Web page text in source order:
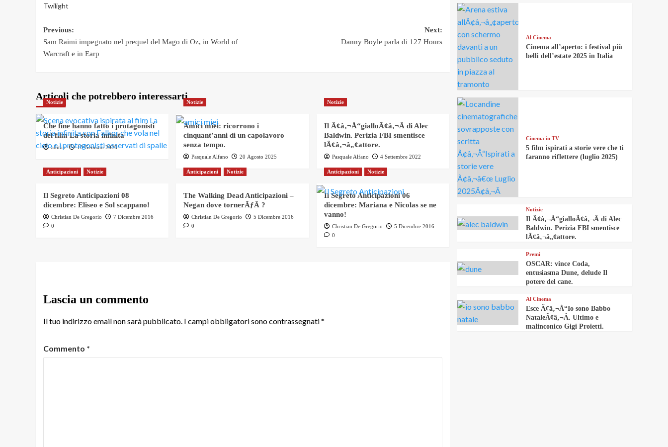
Twilight
Post
navigation
Previous:
Sam Raimi impegnato nel prequel del Mago di Oz, in World of
Warcraft e in Earp
Next:
Danny Boyle parla di 127 Hours
Articoli che potrebbero interessarti
Notizie
Che fine hanno fatto i protagonisti
del film La storia infinita
admin 13 Gennaio 2026
Notizie
Amici miei: ricorrono i
cinquant’anni di un capolavoro
senza tempo.
Pasquale Alfano 20 Agosto 2025
Notizie
Il Ã¢â‚¬Å“gialloÃ¢â‚¬Â di Alec
Baldwin. Perizia FBI smentisce
lÃ¢â‚¬â„¢attore.
Pasquale Alfano 4 Settembre 2022
Anticipazioni Notizie
Il Segreto Anticipazioni 08
dicembre: Eliseo e Sol scappano!
Christian De Gregorio
7 Dicembre 2016
0
Anticipazioni Notizie
The Walking Dead Anticipazioni –
Negan dove tornerÃƒÂ ?
Christian De Gregorio
5 Dicembre 2016
0
Anticipazioni Notizie
Il Segreto Anticipazioni 06
dicembre: Mariana e Nicolas se ne
vanno!
Christian De Gregorio
5 Dicembre 2016
0
Lascia un commento
Il tuo indirizzo email non sarà pubblicato. I campi obbligatori sono contrassegnati*
Commento *
Al Cinema
Cinema all’aperto: i festival più
belli dell’estate 2025 in Italia
Cinema in TV
5 film ispirati a storie vere che ti
faranno riflettere (luglio 2025)
Notizie
Il Ã¢â‚¬Å“gialloÃ¢â‚¬Â di Alec
Baldwin. Perizia FBI smentisce
lÃ¢â‚¬â„¢attore.
Premi
OSCAR: vince Coda,
entusiasma Dune, delude Il
potere del cane.
Al Cinema
Esce Ã¢â‚¬Å“Io sono Babbo
NataleÃ¢â‚¬Â. Ultimo e
malinconico Gigi Proietti.